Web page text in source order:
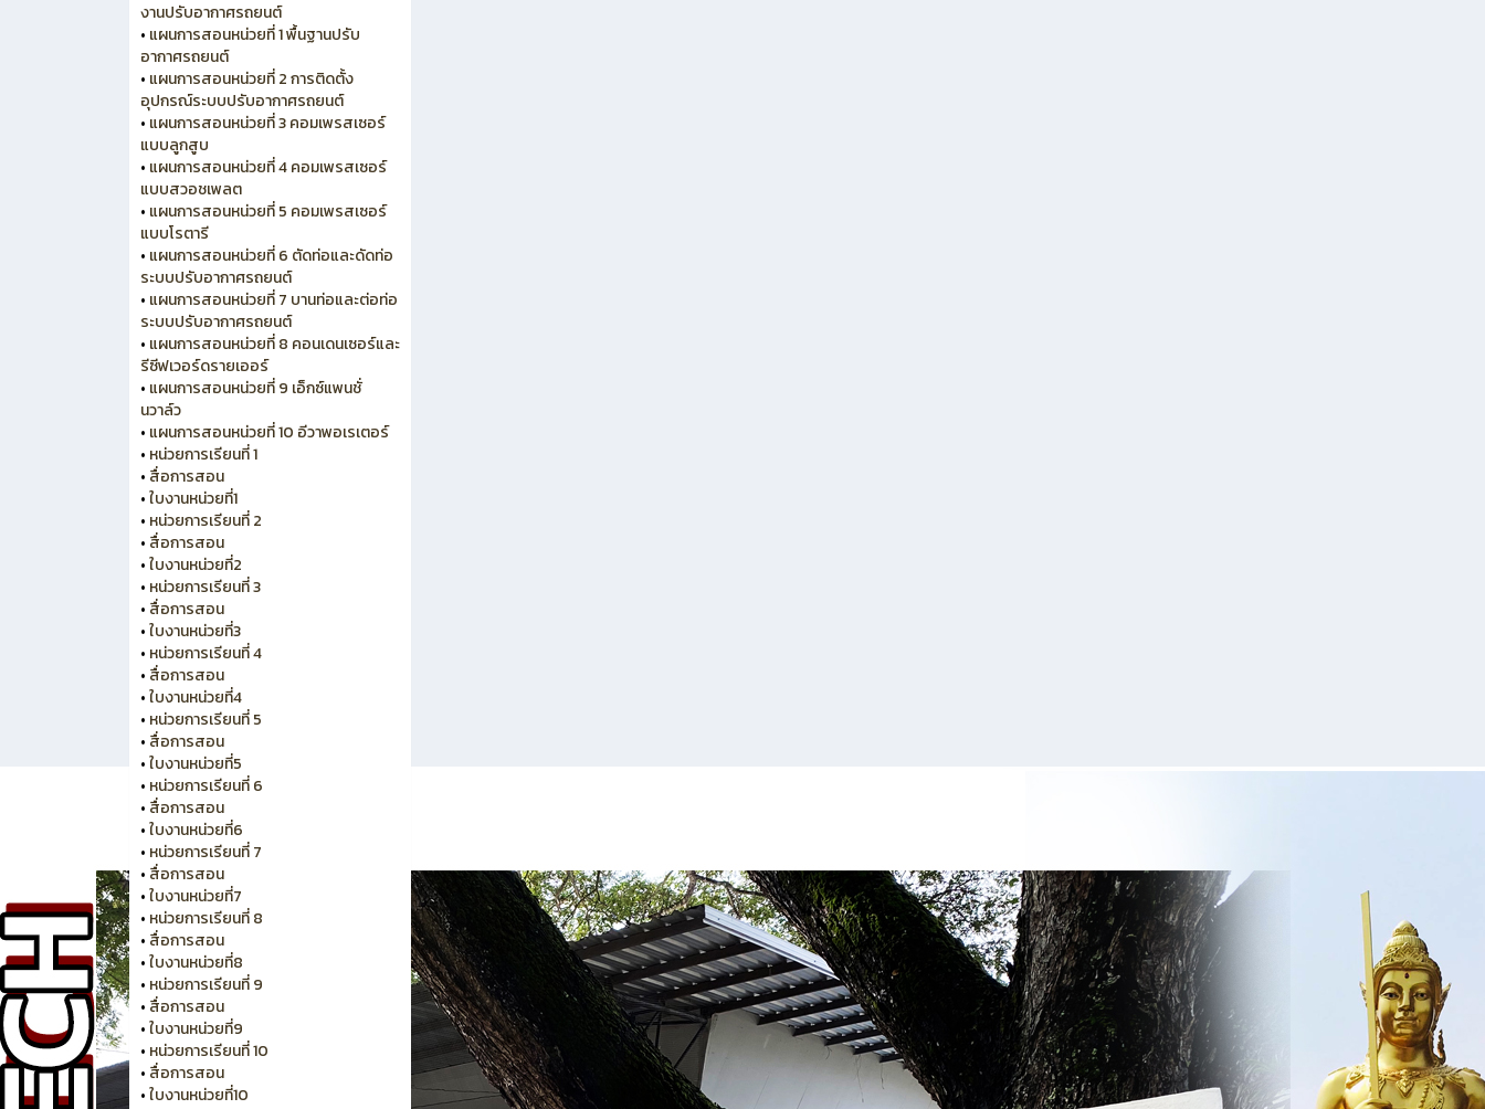
งานปรับอากาศรถยนต์
• แผนการสอนหน่วยที่ 1 พื้นฐานปรับ
อากาศรถยนต์
• แผนการสอนหน่วยที่ 2 การติดตั้ง
อุปกรณ์ระบบปรับอากาศรถยนต์
• แผนการสอนหน่วยที่ 3 คอมเพรสเซอร์
แบบลูกสูบ
• แผนการสอนหน่วยที่ 4 คอมเพรสเซอร์
แบบสวอชเพลต
• แผนการสอนหน่วยที่ 5 คอมเพรสเซอร์
แบบโรตารี
• แผนการสอนหน่วยที่ 6 ตัดท่อและดัดท่อ
ระบบปรับอากาศรถยนต์
• แผนการสอนหน่วยที่ 7 บานท่อและต่อท่อ
ระบบปรับอากาศรถยนต์
• แผนการสอนหน่วยที่ 8 คอนเดนเซอร์และ
รีซีฟเวอร์ดรายเออร์
• แผนการสอนหน่วยที่ 9 เอ็กซ์แพนชั่
นวาล์ว
• แผนการสอนหน่วยที่ 10 อีวาพอเรเตอร์
• หน่วยการเรียนที่ 1
• สื่อการสอน
•ใบงานหน่วยที่1
• หน่วยการเรียนที่ 2
• สื่อการสอน
•ใบงานหน่วยที่2
• หน่วยการเรียนที่ 3
• สื่อการสอน
•ใบงานหน่วยที่3
• หน่วยการเรียนที่ 4
• สื่อการสอน
•ใบงานหน่วยที่4
• หน่วยการเรียนที่ 5
• สื่อการสอน
•ใบงานหน่วยที่5
• หน่วยการเรียนที่ 6
• สื่อการสอน
•ใบงานหน่วยที่6
• หน่วยการเรียนที่ 7
• สื่อการสอน
•ใบงานหน่วยที่7
• หน่วยการเรียนที่ 8
• สื่อการสอน
•ใบงานหน่วยที่8
• หน่วยการเรียนที่ 9
• สื่อการสอน
•ใบงานหน่วยที่9
• หน่วยการเรียนที่ 10
• สื่อการสอน
•ใบงานหน่วยที่10